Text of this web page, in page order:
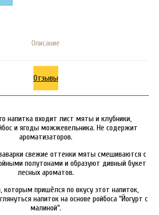
Описание
Отзывы
напитка входит лист мяты и клубники,
и ягоды можжевельника. Не содержит
ароматизаторов.
свежие оттенки мяты смешиваются с
полутонами и образуют дивный букет
лесных ароматов.
которым пришёлся по вкусу этот напиток,
напиток на основе ройбоса "Йогурт с
малиной".